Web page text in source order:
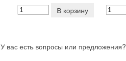
В корзину
У вас есть вопросы или предложения?